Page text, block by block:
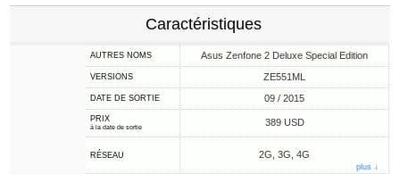
Caractéristiques
AUTRES NOMS Asus Zenfone 2 Deluxe Special Edition
VERSIONS ZE551ML
DATE DE SORTIE 09 / 2015
PRIX
à la date de sortie 389 USD
RÉSEAU 2G, 3G, 4G
plus ↓